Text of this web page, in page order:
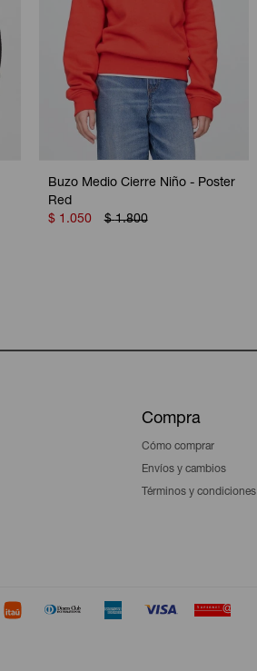
Buzo Medio Cierre Niño - Poster
Red
$ 1.050 $ 1.800
Compra
Cómo comprar
Envíos y cambios
Términos y condiciones